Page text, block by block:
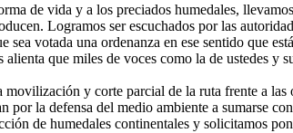
de vida y a los preciados humedales,
Logramos ser escuchados por las
votada una ordenanza en ese sentido que
que miles de voces como la de ustedes
y corte parcial de la ruta frente a
la defensa del medio ambiente a sumarse
de humedales continentales y solicitamos